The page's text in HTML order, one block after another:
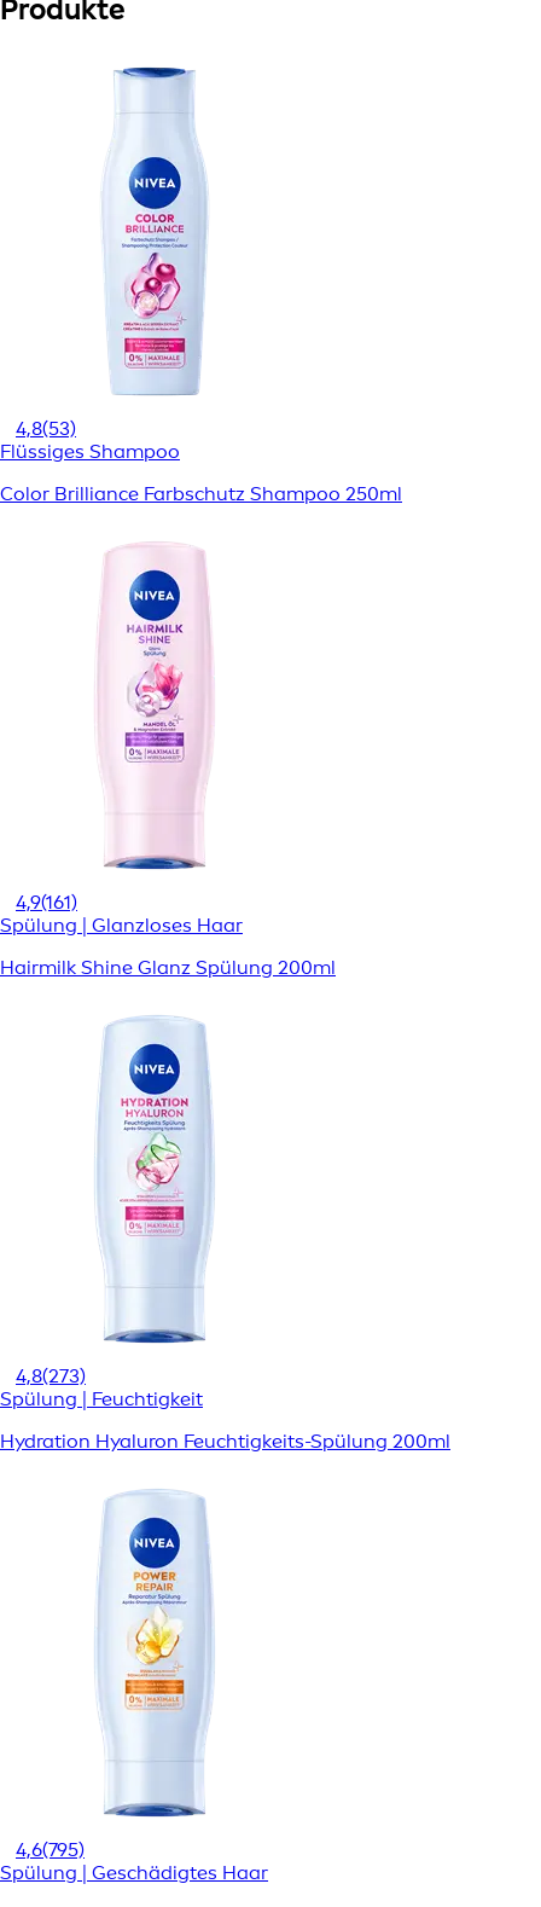
Produkte
4,8(53)
Flüssiges Shampoo
Color Brilliance Farbschutz Shampoo 250ml
4,9(161)
Spülung | Glanzloses Haar
Hairmilk Shine Glanz Spülung 200ml
4,8(273)
Spülung | Feuchtigkeit
Hydration Hyaluron Feuchtigkeits-Spülung 200ml
4,6(795)
Spülung | Geschädigtes Haar